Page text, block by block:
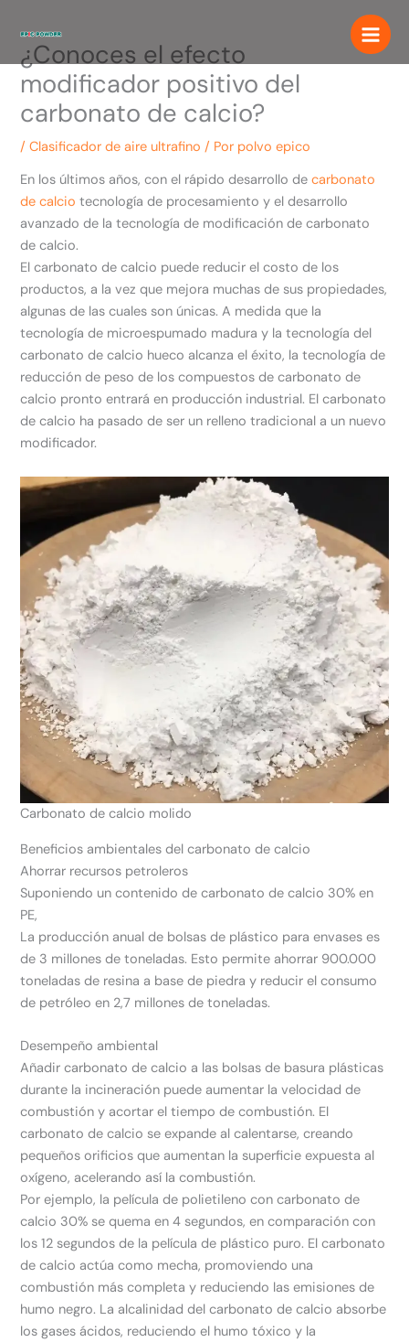
contenido
¿Conoces el efecto
modificador positivo del
carbonato de calcio?
/Clasificador de aire ultrafino / Por polvo epico
En los últimos años, con el rápido desarrollo decarbonato
de calcio tecnología de procesamiento y el desarrollo
avanzado de la tecnología de modificación de carbonato
de calcio.
El carbonato de calcio puede reducir el costo de los
productos, a la vez que mejora muchas de sus propiedades,
algunas de las cuales son únicas. A medida que la
tecnología de microespumado madura y la tecnología del
carbonato de calcio hueco alcanza el éxito, la tecnología de
reducción de peso de los compuestos de carbonato de
calcio pronto entrará en producción industrial. El carbonato
de calcio ha pasado de ser un relleno tradicional a un nuevo
modificador.
Carbonato de calcio molido
Beneficios ambientales del carbonato de calcio
Ahorrar recursos petroleros
Suponiendo un contenido de carbonato de calcio 30% en
PE,
La producción anual de bolsas de plástico para envases es
de 3 millones de toneladas. Esto permite ahorrar 900.000
toneladas de resina a base de piedra y reducir el consumo
de petróleo en 2,7 millones de toneladas.
Desempeño ambiental
Añadir carbonato de calcio a las bolsas de basura plásticas
durante la incineración puede aumentar la velocidad de
combustión y acortar el tiempo de combustión. El
carbonato de calcio se expande al calentarse, creando
pequeños orificios que aumentan la superficie expuesta al
oxígeno, acelerando así la combustión.
Por ejemplo, la película de polietileno con carbonato de
calcio 30% se quema en 4 segundos, en comparación con
los 12 segundos de la película de plástico puro. El carbonato
de calcio actúa como mecha, promoviendo una
combustión más completa y reduciendo las emisiones de
humo negro. La alcalinidad del carbonato de calcio absorbe
los gases ácidos, reduciendo el humo tóxico y la